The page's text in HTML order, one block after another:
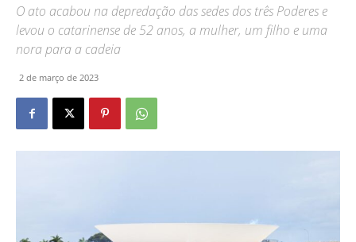
O ato acabou na depredação das sedes dos três Poderes e
levou o catarinense de 52 anos, a mulher, um filho e uma
nora para a cadeia
2 de março de 2023